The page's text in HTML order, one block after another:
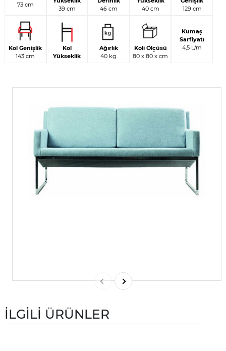
73 cm
39 cm
46 cm
40 cm
129 cm
Kol Genişlik
143 cm
Kol
Yükseklik
Ağırlık
40 kg
Koli Ölçüsü
80 x 80 x cm
Kumaş
Sarfiyatı
4,5 L/m
İLGİLİ ÜRÜNLER